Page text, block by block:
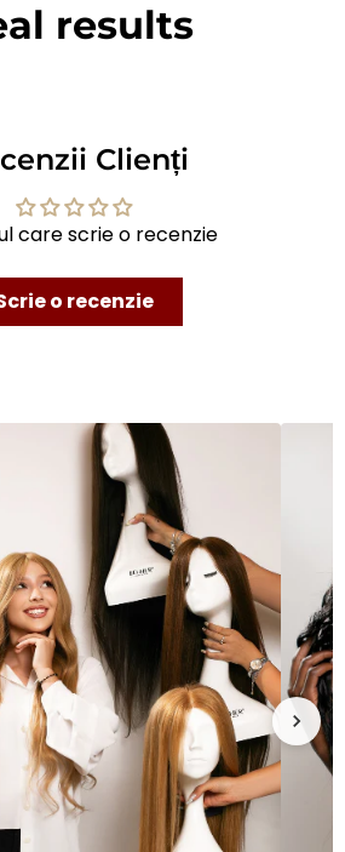
results
Clienți
care scrie o recenzie
o recenzie